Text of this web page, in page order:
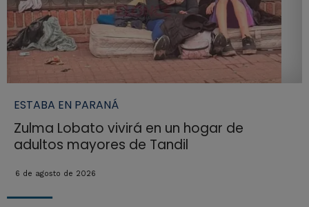
ESTABA EN PARANÁ
Zulma Lobato vivirá en un hogar de
adultos mayores de Tandil
6 de agosto de 2026